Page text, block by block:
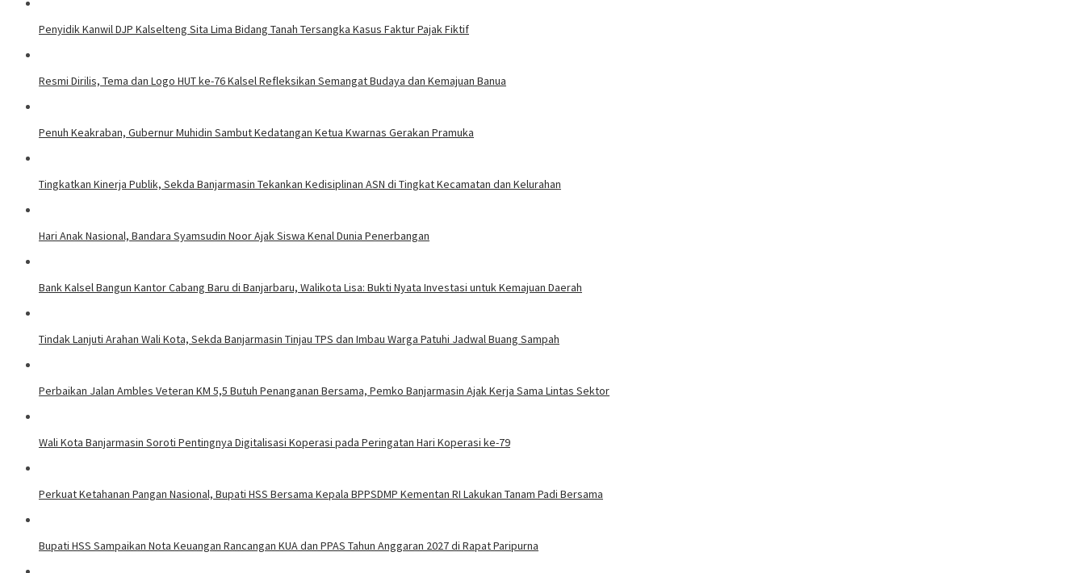
Penyidik Kanwil DJP Kalselteng Sita Lima Bidang Tanah Tersangka Kasus Faktur Pajak Fiktif
Resmi Dirilis, Tema dan Logo HUT ke-76 Kalsel Refleksikan Semangat Budaya dan Kemajuan Banua
Penuh Keakraban, Gubernur Muhidin Sambut Kedatangan Ketua Kwarnas Gerakan Pramuka
Tingkatkan Kinerja Publik, Sekda Banjarmasin Tekankan Kedisiplinan ASN di Tingkat Kecamatan dan Kelurahan
Hari Anak Nasional, Bandara Syamsudin Noor Ajak Siswa Kenal Dunia Penerbangan
Bank Kalsel Bangun Kantor Cabang Baru di Banjarbaru, Walikota Lisa: Bukti Nyata Investasi untuk Kemajuan Daerah
Tindak Lanjuti Arahan Wali Kota, Sekda Banjarmasin Tinjau TPS dan Imbau Warga Patuhi Jadwal Buang Sampah
Perbaikan Jalan Ambles Veteran KM 5,5 Butuh Penanganan Bersama, Pemko Banjarmasin Ajak Kerja Sama Lintas Sektor
Wali Kota Banjarmasin Soroti Pentingnya Digitalisasi Koperasi pada Peringatan Hari Koperasi ke-79
Perkuat Ketahanan Pangan Nasional, Bupati HSS Bersama Kepala BPPSDMP Kementan RI Lakukan Tanam Padi Bersama
Bupati HSS Sampaikan Nota Keuangan Rancangan KUA dan PPAS Tahun Anggaran 2027 di Rapat Paripurna